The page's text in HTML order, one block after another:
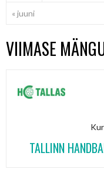
« juuni
VIIMASE
TALLINN